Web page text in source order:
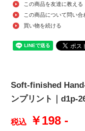
この商品を友達に教える
この商品について問い合
買い物を続ける
Soft-finished
ンプリント｜d1p-
税込 ￥198 -